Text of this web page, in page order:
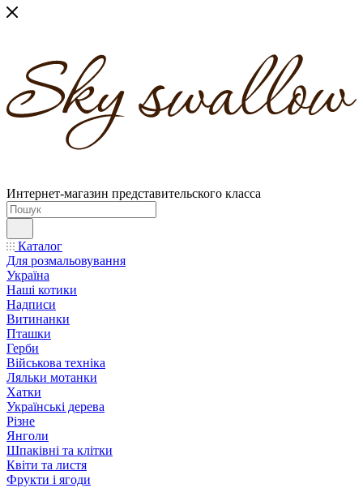
Интернет-магазин представительского класса
Каталог
Для розмальовування
Україна
Наші котики
Надписи
Витинанки
Пташки
Герби
Військова техніка
Ляльки мотанки
Хатки
Українські дерева
Різне
Янголи
Шпаківні та клітки
Квіти та листя
Фрукти і ягоди